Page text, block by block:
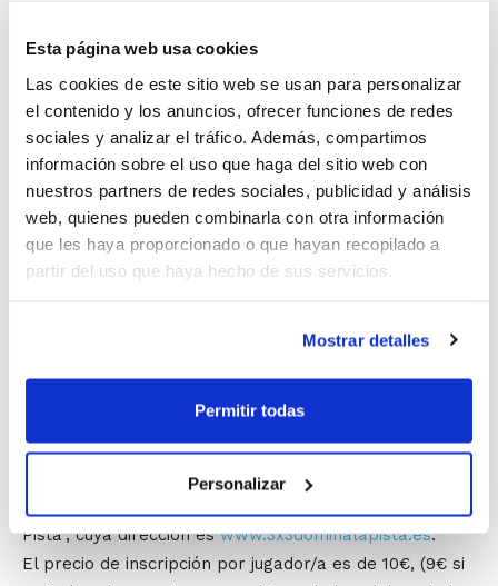
Esta página web usa cookies
Las cookies de este sitio web se usan para personalizar
el contenido y los anuncios, ofrecer funciones de redes
sociales y analizar el tráfico. Además, compartimos
información sobre el uso que haga del sitio web con
nuestros partners de redes sociales, publicidad y análisis
web, quienes pueden combinarla con otra información
que les haya proporcionado o que hayan recopilado a
partir del uso que haya hecho de sus servicios.
Mostrar detalles
Permitir todas
Personalizar
baloncesto que tan presente está en Castellón. Es por
colaboración de los demás clubes de la capital de La
Plana:Amics del Bàsquet, Nou Bàsquet Femeníi
Castellón, además del apoyo de la Concejalía de
Deportes, para conseguir que este torneo sea lo más
abierto posible a la ciudadanía.
El torneo se llevará a cabo desde las 09´30 de la
mañana en las instalaciones de la Ciutat Esportiva, y
edades, desde categoría Mini hasta categoría Senior.
Para facilitar a los jugadores información sobre el
torneo y la inscripción al mismo, el C.E. Grau ha puesto
en marcha una página web donde el jugador podrá
Pista", cuya dirección eswww.3x3dominalapista.es.
El precio de inscripción por jugador/a es de 10€, (9€ si